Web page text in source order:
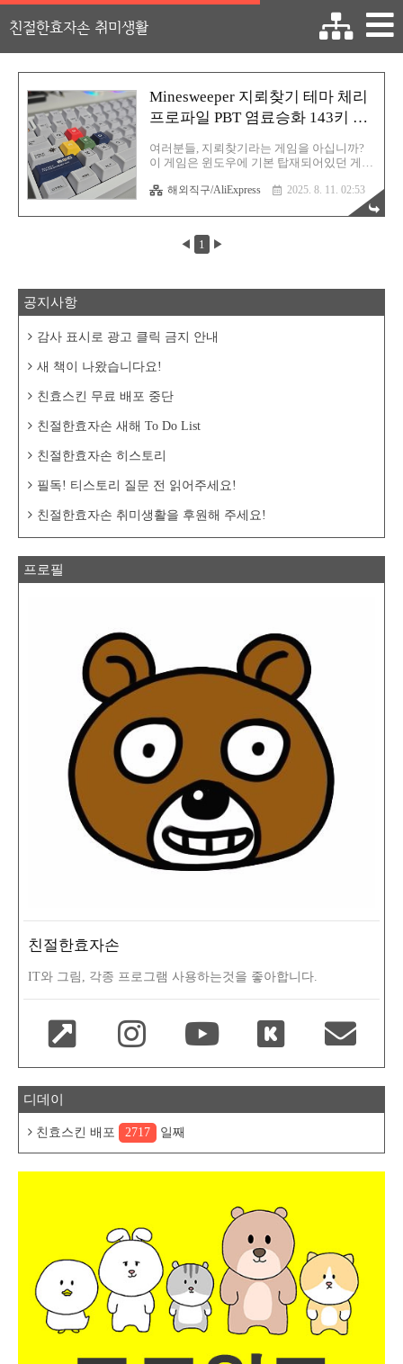
친절한효자손 취미생활
Minesweeper 지뢰찾기 테마 체리
프로파일 PBT 염료승화 143키 키
여러분들, 지뢰찾기라는 게임을 아십니까?
이 게임은 윈도우에 기본 탑재되어있던 게임
있다가 윈도우8 부터 사라진 레전드 게임 중
하나입니다. 누구나 한 번은 해봤을겁니다.
윈도우8부터 PC를 사용한 사람을 제외하고
그 이전 버전 세대의 사람들은 진짜 뻥 안치
고 최소 한 번은 해봤을 겁니다. 윈도우의 기
다. 나머지 하나는 뭐냐고요? 그건 카드게임
프로파일 키캡이 있으니, 바로 오늘 소개시
캡입니다. 진짜 이쁘지 않습니까? 저는 이거
해외직구/AliExpress 2025. 8. 11. 02:53
◀ 1 ▶
공지사항
감사 표시로 광고 클릭 금지 안내
새 책이 나왔습니다요!
친효스킨 무료 배포 중단
친절한효자손 새해 To Do List
친절한효자손 히스토리
필독! 티스토리 질문 전 읽어주세요!
친절한효자손 취미생활을 후원해 주세요!
프로필
친절한효자손
IT와 그림, 각종 프로그램 사용하는것을 좋아합니다.
디데이
친효스킨 배포 2717 일째